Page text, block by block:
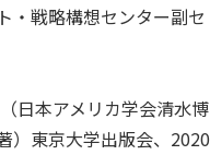
戦略構想センター副セ
日本アメリカ学会清水博
）東京大学出版会、2020